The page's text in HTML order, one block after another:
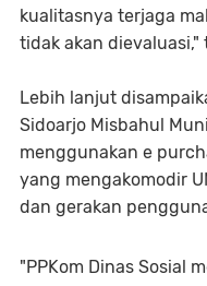
kualitasnya terjaga
tidak akan dievaluasi,"
Lebih lanjut
Sidoarjo Misbahul
menggunakan e
yang mengakomodir
dan gerakan
"PPKom Dinas Sosial